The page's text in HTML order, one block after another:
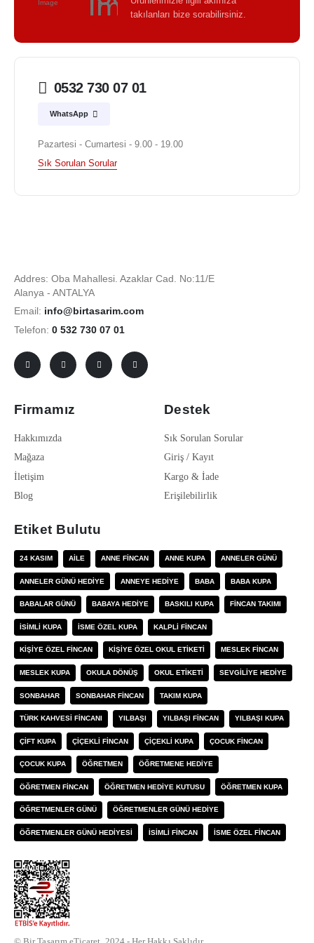
takılanları bize sorabilirsiniz.
0532 730 07 01
WhatsApp
Pazartesi - Cumartesi - 9.00 - 19.00
Sık Sorulan Sorular
Addres: Oba Mahallesi. Azaklar Cad. No:11/E
Alanya - ANTALYA
Email: info@birtasarim.com
Telefon: 0 532 730 07 01
Firmamız
Hakkımızda
Mağaza
İletişim
Blog
Destek
Sık Sorulan Sorular
Giriş / Kayıt
Kargo & İade
Erişilebilirlik
Etiket Bulutu
24 KASIM AILE ANNE FINCAN ANNE KUPA ANNELER GÜNÜ
ANNELER GÜNÜ HEDIYE ANNEYE HEDIYE BABA BABA KUPA
BABALAR GÜNÜ BABAYA HEDIYE BASKILI KUPA FINCAN TAKIMI
ISIMLI KUPA ISME ÖZEL KUPA KALPLI FINCAN
KIŞIYE ÖZEL FINCAN KIŞIYE ÖZEL OKUL ETIKETI MESLEK FINCAN
MESLEK KUPA OKULA DÖNÜŞ OKUL ETIKETI SEVGILIYE HEDIYE
SONBAHAR SONBAHAR FINCAN TAKIM KUPA
TÜRK KAHVESI FINCANI YILBAŞI YILBAŞI FINCAN YILBAŞI KUPA
ÇIFT KUPA ÇIÇEKLI FINCAN ÇIÇEKLI KUPA ÇOCUK FINCAN
ÇOCUK KUPA ÖĞRETMEN ÖĞRETMENE HEDIYE
ÖĞRETMEN FINCAN ÖĞRETMEN HEDIYE KUTUSU ÖĞRETMEN KUPA
ÖĞRETMENLER GÜNÜ ÖĞRETMENLER GÜNÜ HEDIYE
ÖĞRETMENLER GÜNÜ HEDIYESI İSIMLI FINCAN İSME ÖZEL FINCAN